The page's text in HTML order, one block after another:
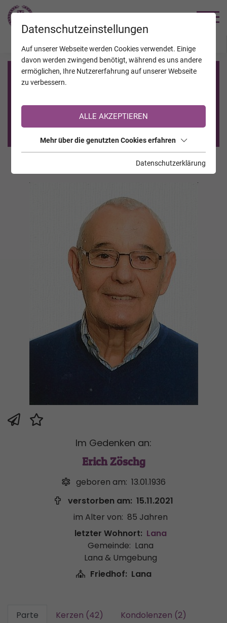
Registrierung auf TrauerHilfe.it
Sie sind noch nicht auf TrauerHilfe.it registriert?
>> zur kostenlosen Registrierung <<
Im Gedenken an:
Erich Zöschg
geboren am: 13.01.1936
verstorben am: 15.11.2021
im Alter von: 85 Jahren
letzter Wohnort: Lana
Gemeinde: Lana
Lana & Umgebung
Friedhof: Lana
Parte Kerzen (42) Kondolenzen (2)
Datenschutzeinstellungen
Auf unserer Webseite werden Cookies verwendet. Einige
davon werden zwingend benötigt, während es uns andere
ermöglichen, Ihre Nutzererfahrung auf unserer Webseite
zu verbessern.
ALLE AKZEPTIEREN
Mehr über die genutzten Cookies erfahren
Datenschutzerklärung
JAHRESTAGE KALENDER VERSTORBENE